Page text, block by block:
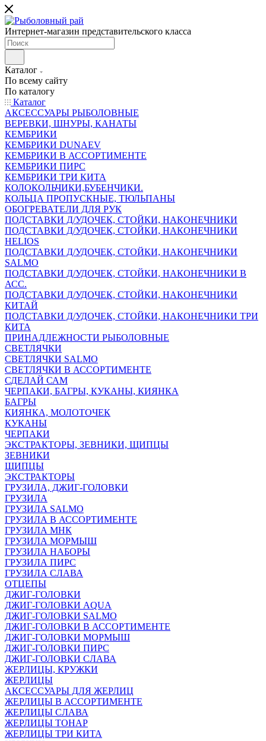
Интернет-магазин представительского класса
Каталог
По всему сайту
По каталогу
Каталог
АКСЕССУАРЫ РЫБОЛОВНЫЕ
ВЕРЕВКИ, ШНУРЫ, КАНАТЫ
КЕМБРИКИ
КЕМБРИКИ DUNAEV
КЕМБРИКИ В АССОРТИМЕНТЕ
КЕМБРИКИ ПИРС
КЕМБРИКИ ТРИ КИТА
КОЛОКОЛЬЧИКИ,БУБЕНЧИКИ.
КОЛЬЦА ПРОПУСКНЫЕ, ТЮЛЬПАНЫ
ОБОГРЕВАТЕЛИ ДЛЯ РУК
ПОДСТАВКИ Д/УДОЧЕК, СТОЙКИ, НАКОНЕЧНИКИ
ПОДСТАВКИ Д/УДОЧЕК, СТОЙКИ, НАКОНЕЧНИКИ
HELIOS
ПОДСТАВКИ Д/УДОЧЕК, СТОЙКИ, НАКОНЕЧНИКИ
SALMO
ПОДСТАВКИ Д/УДОЧЕК, СТОЙКИ, НАКОНЕЧНИКИ В
АСС.
ПОДСТАВКИ Д/УДОЧЕК, СТОЙКИ, НАКОНЕЧНИКИ
КИТАЙ
ПОДСТАВКИ Д/УДОЧЕК, СТОЙКИ, НАКОНЕЧНИКИ ТРИ
КИТА
ПРИНАДЛЕЖНОСТИ РЫБОЛОВНЫЕ
СВЕТЛЯЧКИ
СВЕТЛЯЧКИ SALMO
СВЕТЛЯЧКИ В АССОРТИМЕНТЕ
СДЕЛАЙ САМ
ЧЕРПАКИ, БАГРЫ, КУКАНЫ, КИЯНКА
БАГРЫ
КИЯНКА, МОЛОТОЧЕК
КУКАНЫ
ЧЕРПАКИ
ЭКСТРАКТОРЫ, ЗЕВНИКИ, ЩИПЦЫ
ЗЕВНИКИ
ЩИПЦЫ
ЭКСТРАКТОРЫ
ГРУЗИЛА, ДЖИГ-ГОЛОВКИ
ГРУЗИЛА
ГРУЗИЛА SALMO
ГРУЗИЛА В АССОРТИМЕНТЕ
ГРУЗИЛА МНК
ГРУЗИЛА МОРМЫШ
ГРУЗИЛА НАБОРЫ
ГРУЗИЛА ПИРС
ГРУЗИЛА СЛАВА
ОТЦЕПЫ
ДЖИГ-ГОЛОВКИ
ДЖИГ-ГОЛОВКИ AQUA
ДЖИГ-ГОЛОВКИ SALMO
ДЖИГ-ГОЛОВКИ В АССОРТИМЕНТЕ
ДЖИГ-ГОЛОВКИ МОРМЫШ
ДЖИГ-ГОЛОВКИ ПИРС
ДЖИГ-ГОЛОВКИ СЛАВА
ЖЕРЛИЦЫ, КРУЖКИ
ЖЕРЛИЦЫ
АКСЕССУАРЫ ДЛЯ ЖЕРЛИЦ
ЖЕРЛИЦЫ В АССОРТИМЕНТЕ
ЖЕРЛИЦЫ СЛАВА
ЖЕРЛИЦЫ ТОНАР
ЖЕРЛИЦЫ ТРИ КИТА